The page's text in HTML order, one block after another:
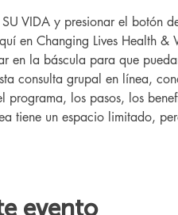
VIDA y presionar el botón
en Changing Lives Health
en la báscula para que
consulta grupal en línea,
programa, los pasos, los
tiene un espacio limitado,
evento